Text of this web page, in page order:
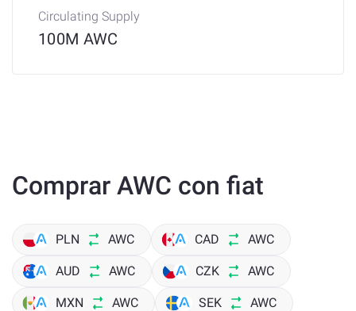
Circulating Supply
100M AWC
Comprar AWC con fiat
PLN AWC CAD AWC
AUD AWC CZK AWC
MXN AWC SEK AWC